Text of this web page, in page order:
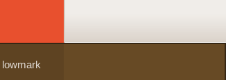
lowmark